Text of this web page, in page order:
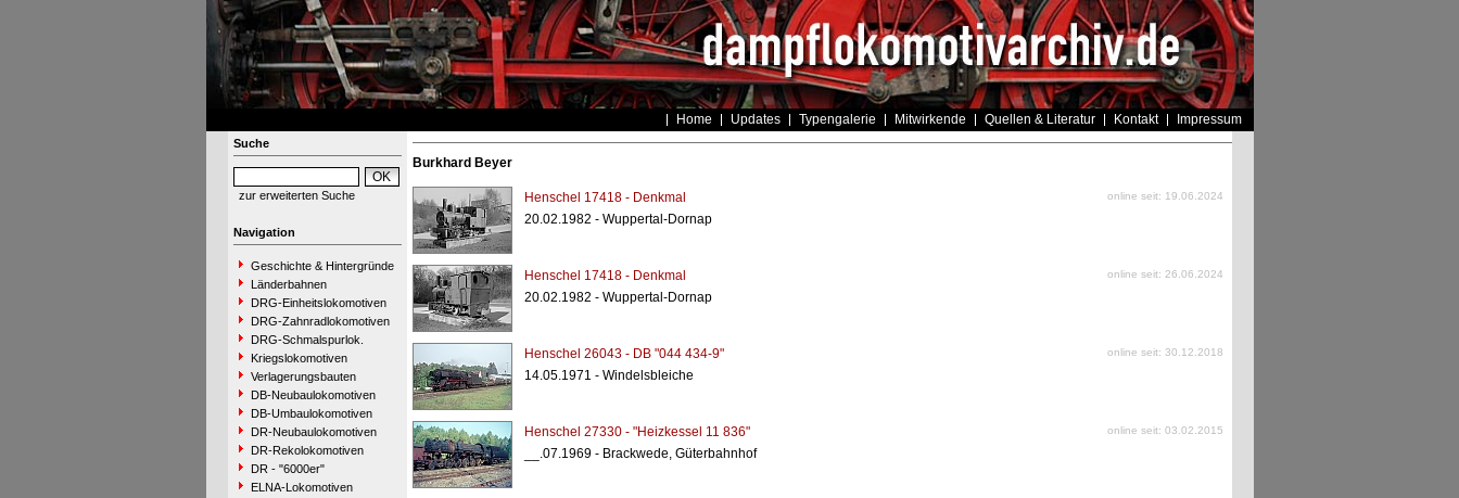
Home Updates Typengalerie Mitwirkende Quellen & Literatur Kontakt Impressum
Suche
zur erweiterten Suche
Navigation
Geschichte & Hintergründe
Länderbahnen
DRG-Einheitslokomotiven
DRG-Zahnradlokomotiven
DRG-Schmalspurlok.
Kriegslokomotiven
Verlagerungsbauten
DB-Neubaulokomotiven
DB-Umbaulokomotiven
DR-Neubaulokomotiven
DR-Rekolokomotiven
DR - "6000er"
ELNA-Lokomotiven
Burkhard Beyer
Henschel 17418 - Denkmal online seit: 19.06.2024
20.02.1982 - Wuppertal-Dornap
Henschel 17418 - Denkmal online seit: 26.06.2024
20.02.1982 - Wuppertal-Dornap
Henschel 26043 - DB "044 434-9" online seit: 30.12.2018
14.05.1971 - Windelsbleiche
Henschel 27330 - "Heizkessel 11 836" online seit: 03.02.2015
__.07.1969 - Brackwede, Güterbahnhof